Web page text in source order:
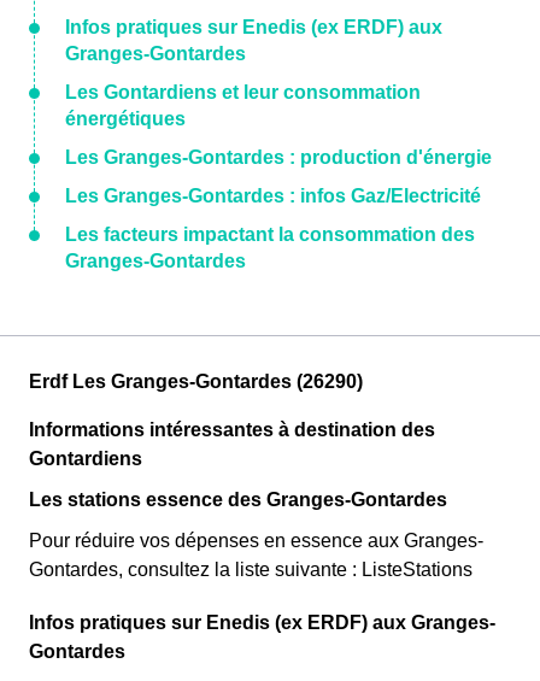
Infos pratiques sur Enedis (ex ERDF) aux
Granges-Gontardes
Les Gontardiens et leur consommation
énergétiques
Les Granges-Gontardes : production d'énergie
Les Granges-Gontardes : infos Gaz/Electricité
Les facteurs impactant la consommation des
Granges-Gontardes
Erdf Les Granges-Gontardes (26290)
Informations intéressantes à destination des
Gontardiens
Les stations essence des Granges-Gontardes
Pour réduire vos dépenses en essence aux Granges-
Gontardes, consultez la liste suivante : ListeStations
Infos pratiques sur Enedis (ex ERDF) aux Granges-
Gontardes